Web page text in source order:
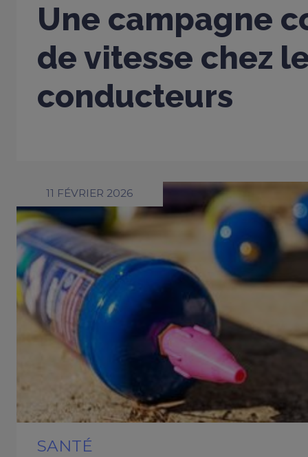
Une campagne
de vitesse chez
conducteurs
11 FÉVRIER 2026
SANTÉ